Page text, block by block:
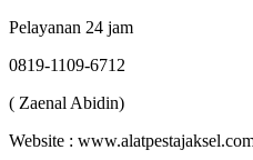
Pelayanan 24 jam
0819-1109-6712
( Zaenal Abidin)
Website :